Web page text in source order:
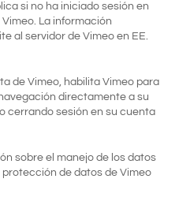
si no ha iniciado sesión en
La información
al servidor de Vimeo en EE.
de Vimeo, habilita Vimeo para
directamente a su
cerrando sesión en su cuenta
sobre el manejo de los datos
de datos de Vimeo